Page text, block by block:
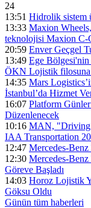
24
13:51 Hidrolik sistem
13:33 Maxion
teknolojisi Maxion C-
20:59 Enver Geçgel
13:49 Ege
ÖKN Lojistik filosuna
14:35 Mars
İstanbul’da Hizmet
16:07 Platform
Düzenlenecek
10:16 MAN, "Driving.
IAA Transportation
12:47 Mercedes-
12:30 Mercedes-
Göreve Başladı
14:03 Horoz Lojistik
Göksu Oldu
Günün tüm haberleri